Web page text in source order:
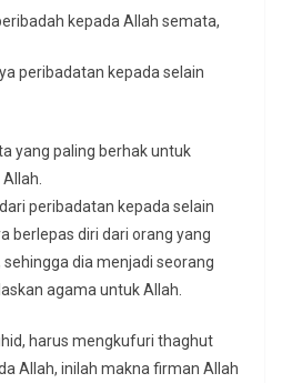
kepada Allah semata,
peribadatan kepada selain
yang paling berhak untuk
peribadatan kepada selain
berlepas diri dari orang yang
dia menjadi seorang
agama untuk Allah.
harus mengkufuri thaghut
Allah, inilah makna firman Allah